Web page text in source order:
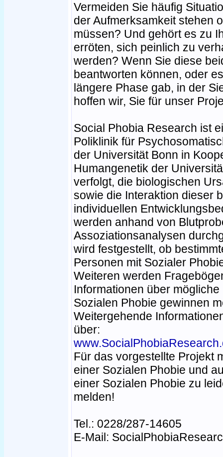
Vermeiden Sie häufig
der Aufmerksamkeit stehen
müssen? Und gehört es zu
erröten, sich peinlich zu
werden? Wenn Sie diese
beantworten können, oder
längere Phase gab, in der
hoffen wir, Sie für unser
Social Phobia Research ist
Poliklinik für
der Universität Bonn in
Humangenetik der
verfolgt, die biologischen
sowie die Interaktion dieser
individuellen
werden anhand von
Assoziationsanalysen
wird festgestellt, ob
Personen mit Sozialer
Weiteren werden
Informationen über
Sozialen Phobie gewinnen
Weitergehende
über:
Für das vorgestellte Projekt
einer Sozialen Phobie und
einer Sozialen Phobie zu
melden!
Tel.: 0228/287-14605
E-Mail: